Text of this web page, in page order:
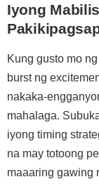
Iyong
Kung gusto mo
burst ng
nakaka-
mahalaga.
iyong timing
na may totoong
maaaring gawing